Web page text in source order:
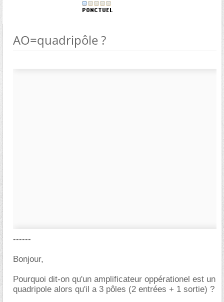
AO=quadripôle ?
------
Bonjour,
Pourquoi dit-on qu'un amplificateur oppérationel est un
quadripole alors qu'il a 3 pôles (2 entrées + 1 sortie) ?